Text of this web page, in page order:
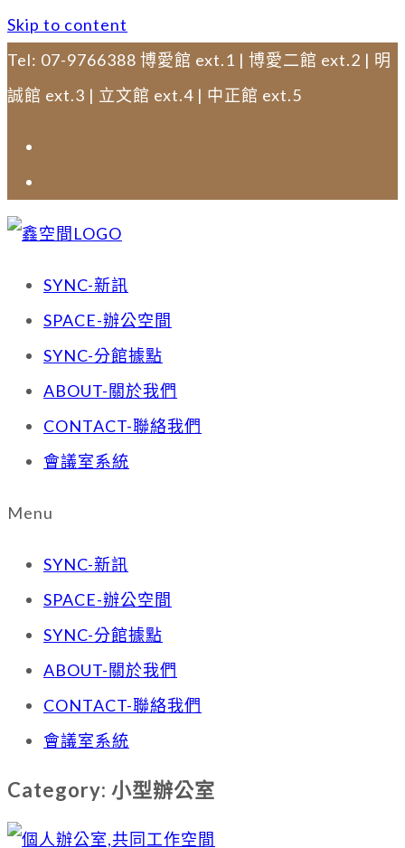
Skip to content
Tel: 07-9766388 博愛館 ext.1 | 博愛二館 ext.2 | 明
誠館 ext.3 | 立文館 ext.4 | 中正館 ext.5
SYNC-新訊
SPACE-辦公空間
SYNC-分館據點
ABOUT-關於我們
CONTACT-聯絡我們
會議室系統
Menu
SYNC-新訊
SPACE-辦公空間
SYNC-分館據點
ABOUT-關於我們
CONTACT-聯絡我們
會議室系統
Category: 小型辦公室